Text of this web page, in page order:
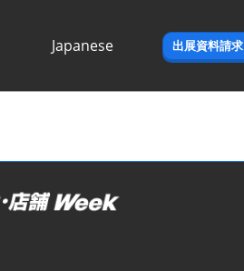
Japanese
出展資料請求